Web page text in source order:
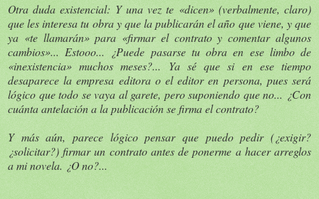
Otra duda existencial: Y una vez te «dicen» (verbalmente, claro)
que les interesa tu obra y que la publicarán el año que viene, y que
ya «te llamarán» para «firmar el contrato y comentar algunos
cambios»... Estooo... ¿Puede pasarse tu obra en ese limbo de
«inexistencia» muchos meses?... Ya sé que si en ese tiempo
desaparece la empresa editora o el editor en persona, pues será
lógico que todo se vaya al garete, pero suponiendo que no... ¿Con
cuánta antelación a la publicación se firma el contrato?
Y más aún, parece lógico pensar que puedo pedir (¿exigir?
¿solicitar?) firmar un contrato antes de ponerme a hacer arreglos
a mi novela. ¿O no?...